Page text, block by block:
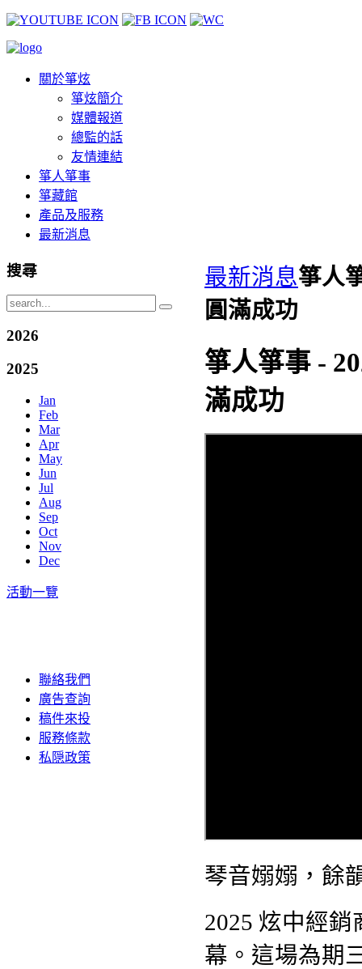
關於箏炫
箏炫簡介
媒體報道
總監的話
友情連結
箏人箏事
箏藏館
產品及服務
最新消息
最新消息箏人
圓滿成功
箏人箏事 -
滿成功
琴音嫋嫋，餘
2025 炫中經
幕。這場為期
搜尋
2026
2025
Jan
Feb
Mar
Apr
May
Jun
Jul
Aug
Sep
Oct
Nov
Dec
活動一覽
聯絡我們
廣告查詢
稿件來投
服務條款
私隠政策